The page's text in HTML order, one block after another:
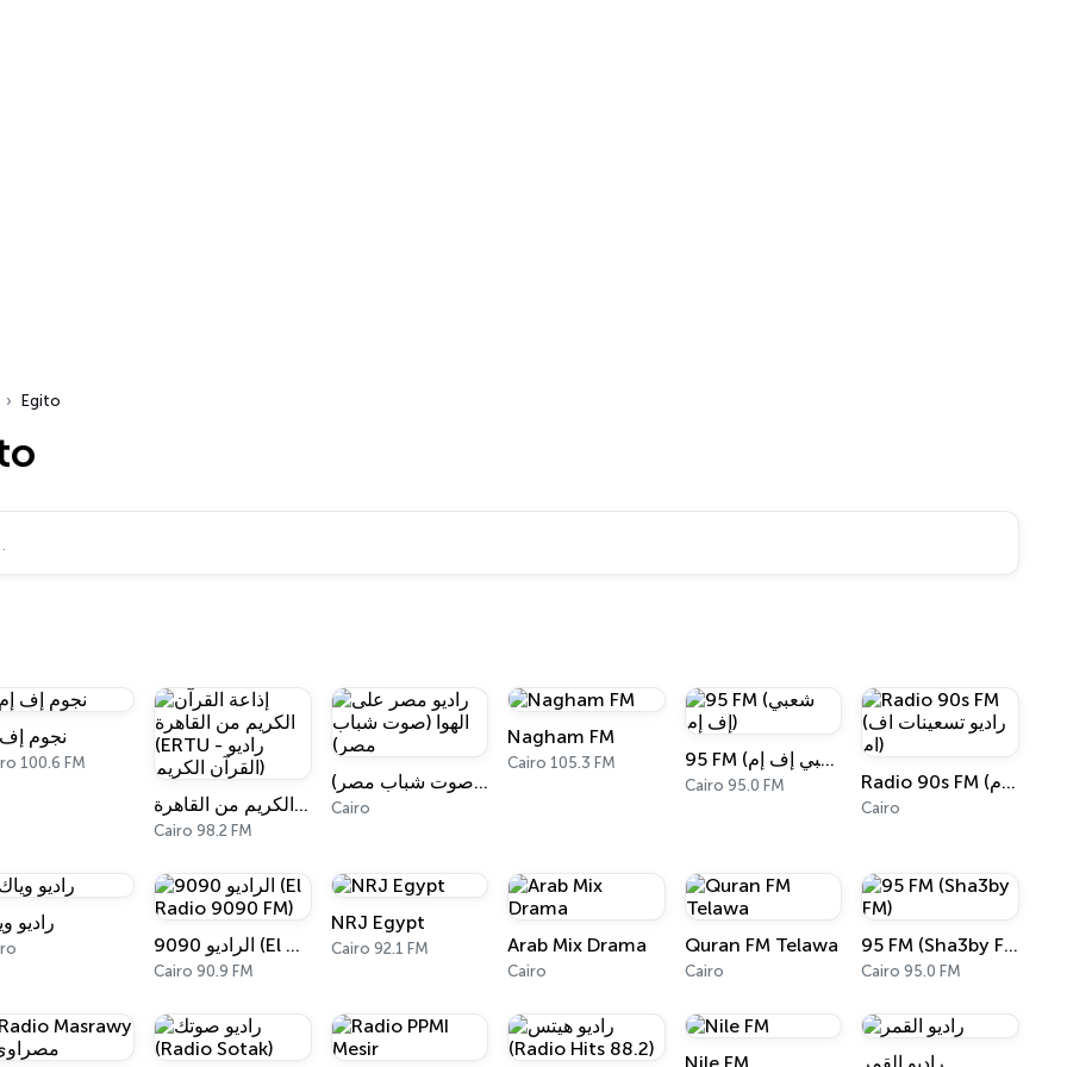
Egito
نجوم
100.6 FM
إذاعة القرآن الكريم من القاهرة (ERTU - راديو القرآن الكريم)
Cairo 98.2 FM
راديو مصر على الهوا (صوت شباب مصر)
Cairo
Nagham FM
Cairo 105.3 FM 95 FM (شعبي إف إم)
Cairo 95.0 FM Radio 90s FM (راديو تسعينات اف ام)
Cairo
راديو
الراديو 9090 (El Radio 9090 FM)
Cairo 90.9 FM
NRJ Egypt
Cairo 92.1 FM Arab Mix Drama
Cairo
Quran FM Telawa
Cairo
95 FM (Sha3by FM)
Cairo 95.0 FM